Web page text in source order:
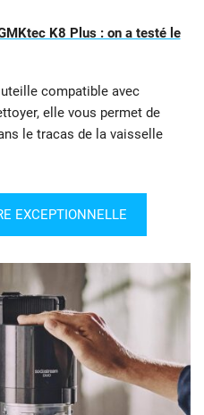
K8 Plus : on a testé le
compatible avec
elle vous permet de
le tracas de la vaisselle
EXCEPTIONNELLE